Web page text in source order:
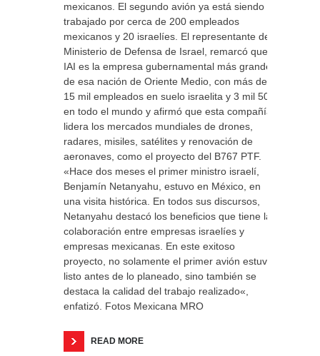
mexicanos. El segundo avión ya está siendo
trabajado por cerca de 200 empleados
mexicanos y 20 israelíes. El representante del
Ministerio de Defensa de Israel, remarcó que
IAI es la empresa gubernamental más grande
de esa nación de Oriente Medio, con más de
15 mil empleados en suelo israelita y 3 mil 500
en todo el mundo y afirmó que esta compañía
lidera los mercados mundiales de drones,
radares, misiles, satélites y renovación de
aeronaves, como el proyecto del B767 PTF.
«Hace dos meses el primer ministro israelí,
Benjamín Netanyahu, estuvo en México, en
una visita histórica. En todos sus discursos,
Netanyahu destacó los beneficios que tiene la
colaboración entre empresas israelíes y
empresas mexicanas. En este exitoso
proyecto, no solamente el primer avión estuvo
listo antes de lo planeado, sino también se
destaca la calidad del trabajo realizado«,
enfatizó. Fotos Mexicana MRO
READ MORE